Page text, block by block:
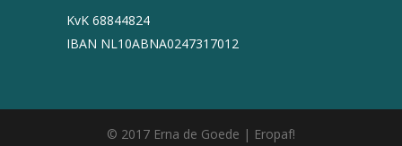
KvK 68844824
IBAN NL10ABNA0247317012
© 2017 Erna de Goede | Eropaf!